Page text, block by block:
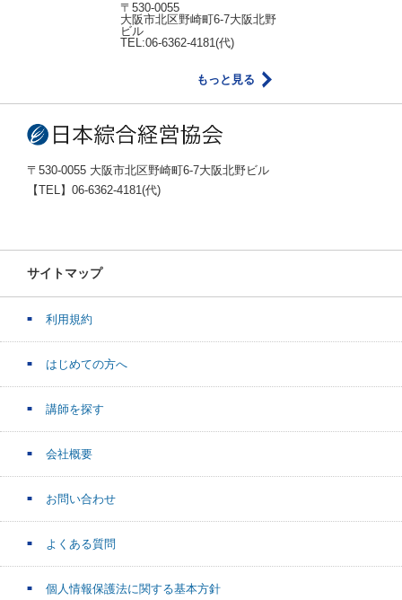
〒530-0055
大阪市北区野崎町6-7大阪北野
ビル
TEL:06-6362-4181(代)
もっと見る
〒530-0055 大阪市北区野崎町6-7大阪北野ビル
【TEL】06-6362-4181(代)
サイトマップ
利用規約
はじめての方へ
講師を探す
会社概要
お問い合わせ
よくある質問
個人情報保護法に関する基本方針